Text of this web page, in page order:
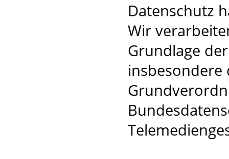
Datenschutz
Wir
Grundlage
insbesondere